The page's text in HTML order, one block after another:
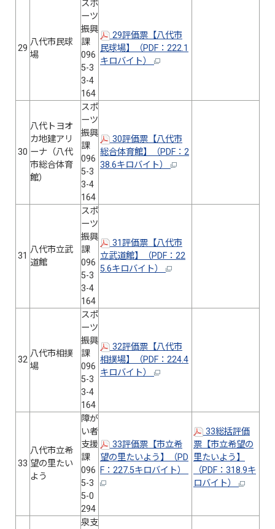
29
八代市民球
場
スポ
ーツ
振興
課
096
5-3
3-4
164
29評価票【八代市
民球場】（PDF：222.1
キロバイト）
30
八代トヨオ
カ地建アリ
ーナ（八代
市総合体育
館）
スポ
ーツ
振興
課
096
5-3
3-4
164
30評価票【八代市
総合体育館】（PDF：2
38.6キロバイト）
31
八代市立武
道館
スポ
ーツ
振興
課
096
5-3
3-4
164
31評価票【八代市
立武道館】（PDF：22
5.6キロバイト）
32
八代市相撲
場
スポ
ーツ
振興
課
096
5-3
3-4
164
32評価票【八代市
相撲場】（PDF：224.4
キロバイト）
33
八代市立希
望の里たい
よう
障が
い者
支援
課
096
5-3
5-0
294
33評価票【市立希
望の里たいよう】（PD
F：227.5キロバイト）
33総括評価
票【市立希望の
里たいよう】
（PDF：318.9キ
ロバイト）
泉支